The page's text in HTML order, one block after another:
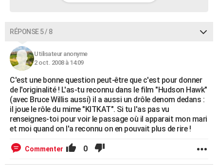
RÉPONSE 5 / 8
Utilisateur anonyme
2 oct. 2008 à 14:09
C'est une bonne question peut-être que c'est pour donner
de l'originalité ! L'as-tu reconnu dans le film "Hudson Hawk"
(avec Bruce Willis aussi) il a aussi un drôle denom dedans :
il joue le rôle du mime "KITKAT". Si tu l'as pas vu
renseignes-toi pour voir le passage où il apparait mon mari
et moi quand on l'a reconnu on en pouvait plus de rire !
Commenter 0